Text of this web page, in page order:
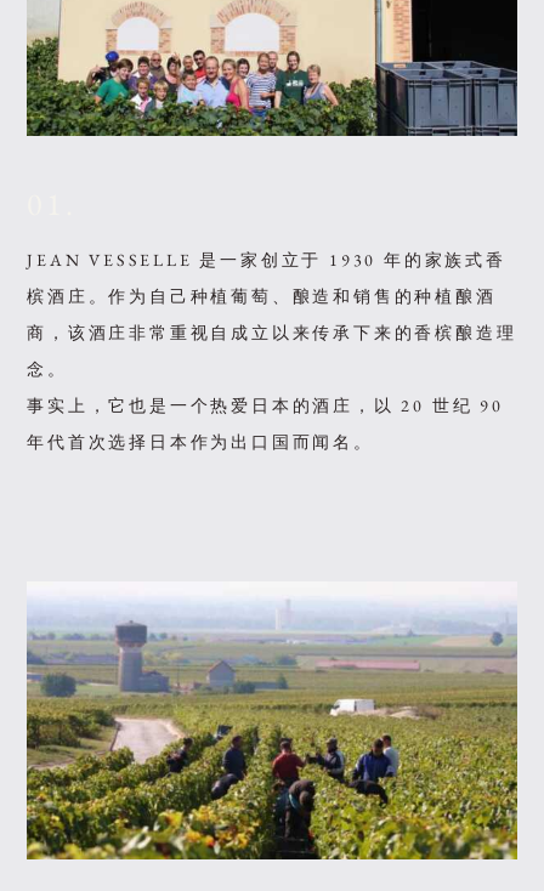
JEAN VESSELLE 是一家创立于 1930 年的家族式香
槟酒庄。作为自己种植葡萄、酿造和销售的种植酿酒
商，该酒庄非常重视自成立以来传承下来的香槟酿造理
念。
事实上，它也是一个热爱日本的酒庄，以 20 世纪 90
年代首次选择日本作为出口国而闻名。